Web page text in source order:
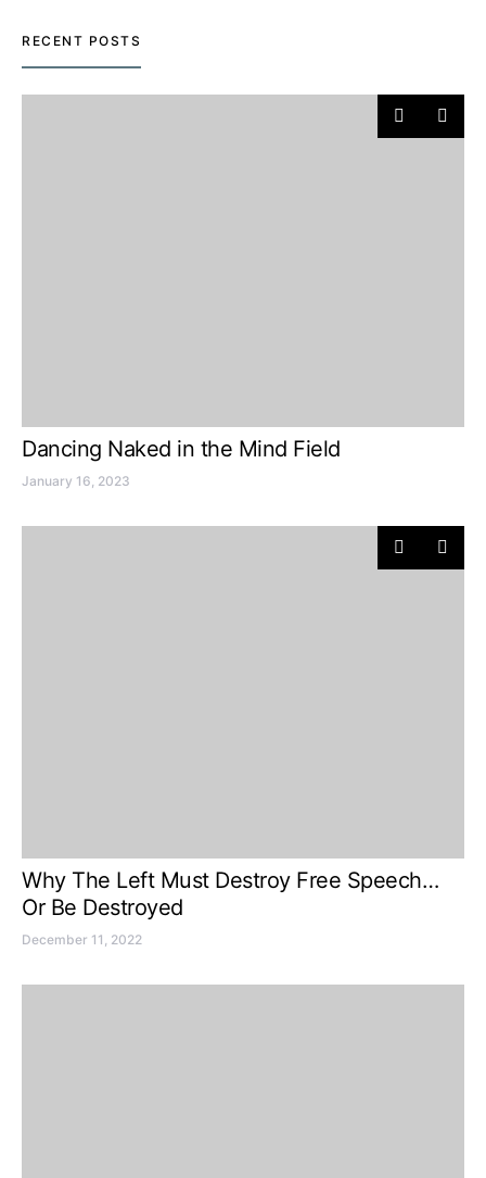
RECENT POSTS
Dancing Naked in the Mind Field
January 16, 2023
Why The Left Must Destroy Free Speech…
Or Be Destroyed
December 11, 2022